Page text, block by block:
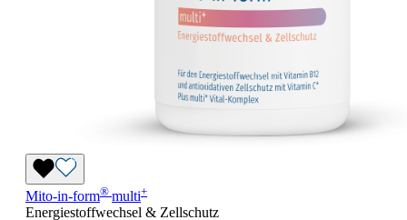
Mito-in-form® multi+
Energiestoffwechsel & Zellschutz